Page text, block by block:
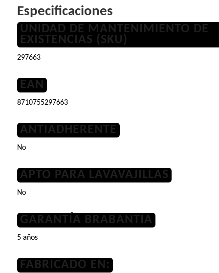
Especificaciones
UNIDAD DE MANTENIMIENTO DE
EXISTENCIAS (SKU)
297663
EAN
8710755297663
ANTIADHERENTE
No
APTO PARA LAVAVAJILLAS
No
GARANTÍA BRABANTIA
5 años
FABRICADO EN: